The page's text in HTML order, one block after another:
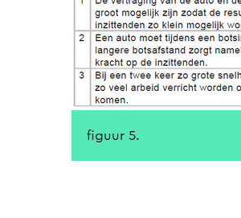
figuur 5.